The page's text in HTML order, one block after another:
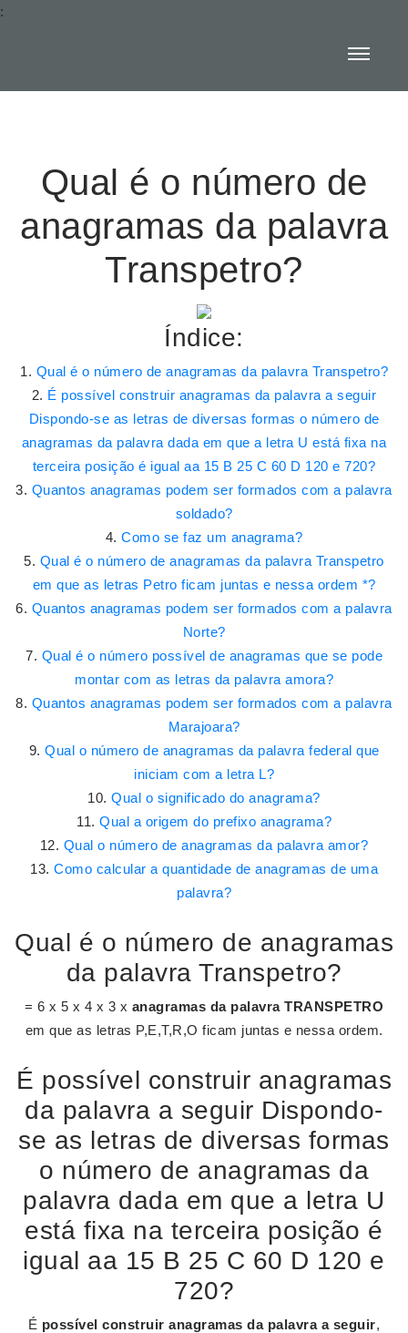
:
Qual é o número de
anagramas da palavra
Transpetro?
Índice:
Qual é o número de anagramas da palavra Transpetro?
É possível construir anagramas da palavra a seguir
Dispondo-se as letras de diversas formas o número de
anagramas da palavra dada em que a letra U está fixa na
terceira posição é igual aa 15 B 25 C 60 D 120 e 720?
Quantos anagramas podem ser formados com a palavra
soldado?
Como se faz um anagrama?
Qual é o número de anagramas da palavra Transpetro
em que as letras Petro ficam juntas e nessa ordem *?
Quantos anagramas podem ser formados com a palavra
Norte?
Qual é o número possível de anagramas que se pode
montar com as letras da palavra amora?
Quantos anagramas podem ser formados com a palavra
Marajoara?
Qual o número de anagramas da palavra federal que
iniciam com a letra L?
Qual o significado do anagrama?
Qual a origem do prefixo anagrama?
Qual o número de anagramas da palavra amor?
Como calcular a quantidade de anagramas de uma
palavra?
Qual é o número de anagramas
da palavra Transpetro?
= 6 x 5 x 4 x 3 x anagramas da palavra TRANSPETRO
em que as letras P,E,T,R,O ficam juntas e nessa ordem.
É possível construir anagramas
da palavra a seguir Dispondo-
se as letras de diversas formas
o número de anagramas da
palavra dada em que a letra U
está fixa na terceira posição é
igual aa 15 B 25 C 60 D 120 e
720?
É possível construir anagramas da palavra a seguir,